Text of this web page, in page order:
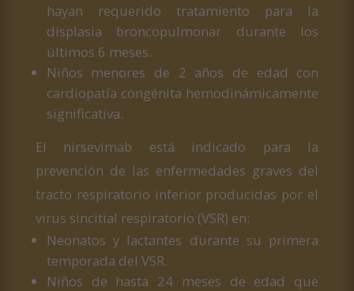
hayan requerido tratamiento para la
displasia broncopulmonar durante los
últimos 6 meses.
Niños menores de 2 años de edad con
cardiopatía congénita hemodinámicamente
significativa.
El nirsevimab está indicado para la
prevención de las enfermedades graves del
tracto respiratorio inferior producidas por el
virus sincitial respiratorio (VSR) en:
Neonatos y lactantes durante su primera
temporada del VSR.
Niños de hasta 24 meses de edad que